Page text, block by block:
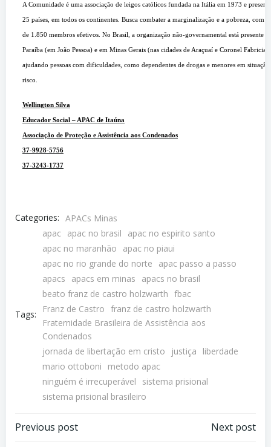
A Comunidade é uma associação de leigos católicos fundada na Itália em 1973 e
25 países, em todos os continentes. Busca combater a marginalização e a pobreza, com
de 1.850 membros efetivos. No Brasil, a organização não-governamental está presente
Paraíba (em João Pessoa) e em Minas Gerais (nas cidades de Araçuaí e Coronel
ajudando pessoas com dificuldades, como dependentes de drogas e menores em situação
risco.
Wellington Silva
Educador Social – APAC de Itaúna
Associação de Proteção e Assistência aos Condenados
37-9928-5756
37-3243-1737
Categories: APACs Minas
Tags:
apac apac no brasil
apac no espirito santo
apac no maranhão
apac no piaui
apac no rio grande do norte
apac passo a passo
apacs
apacs em minas
apacs no brasil
beato franz de castro holzwarth fbac
Franz de Castro franz de castro holzwarth
Fraternidade Brasileira de Assistência aos
Condenados
jornada de libertação em cristo
justiça
liberdade
mario ottoboni
metodo apac
ninguém é irrecuperável
sistema prisional
sistema prisional brasileiro
Previous post Next post